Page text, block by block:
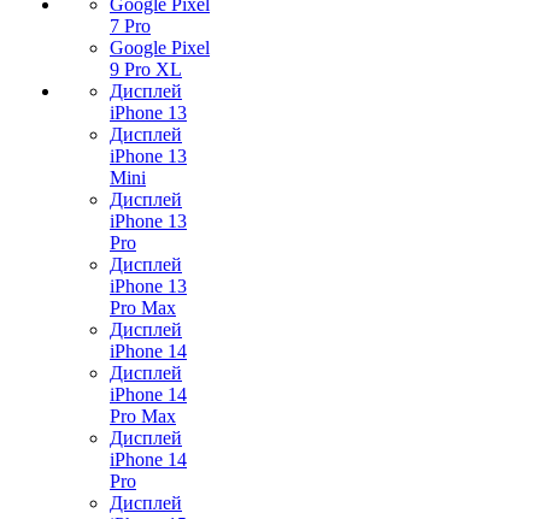
Google Pixel
7 Pro
Google Pixel
9 Pro XL
Дисплей
iPhone 13
Дисплей
iPhone 13
Mini
Дисплей
iPhone 13
Pro
Дисплей
iPhone 13
Pro Max
Дисплей
iPhone 14
Дисплей
iPhone 14
Pro Max
Дисплей
iPhone 14
Pro
Дисплей